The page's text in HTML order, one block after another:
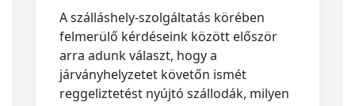
A szálláshely-szolgáltatás körében
felmerülő kérdéseink között először
arra adunk választ, hogy a
járványhelyzetet követőn ismét
reggeliztetést nyújtó szállodák, milyen